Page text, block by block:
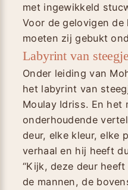
met ingewikkeld
Voor de gelovigen
moeten zij gebukt
Labyrint van
Onder leiding van
het labyrint van
Moulay Idriss. En het
onderhoudende
deur, elke kleur, elke
verhaal en hij heeft
“Kijk, deze deur
de mannen, de